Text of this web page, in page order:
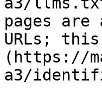
pages
URLs;
(https://
a3/